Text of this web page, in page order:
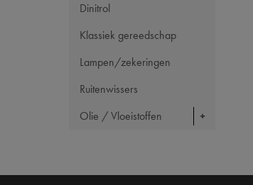
Dinitrol
Klassiek gereedschap
Lampen/zekeringen
Ruitenwissers
Olie / Vloeistoffen